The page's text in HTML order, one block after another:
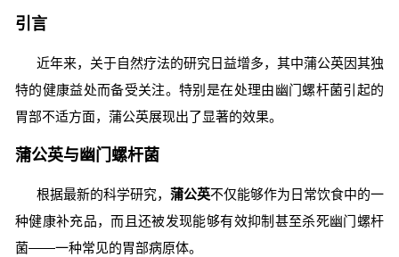
引言
近年来，关于自然疗法的研究日益增多，其中蒲公英因其独
特的健康益处而备受关注。特别是在处理由幽门螺杆菌引起的
胃部不适方面，蒲公英展现出了显著的效果。
蒲公英与幽门螺杆菌
根据最新的科学研究， 蒲公英不仅能够作为日常饮食中的一
种健康补充品，而且还被发现能够有效抑制甚至杀死幽门螺杆
菌——一种常见的胃部病原体。